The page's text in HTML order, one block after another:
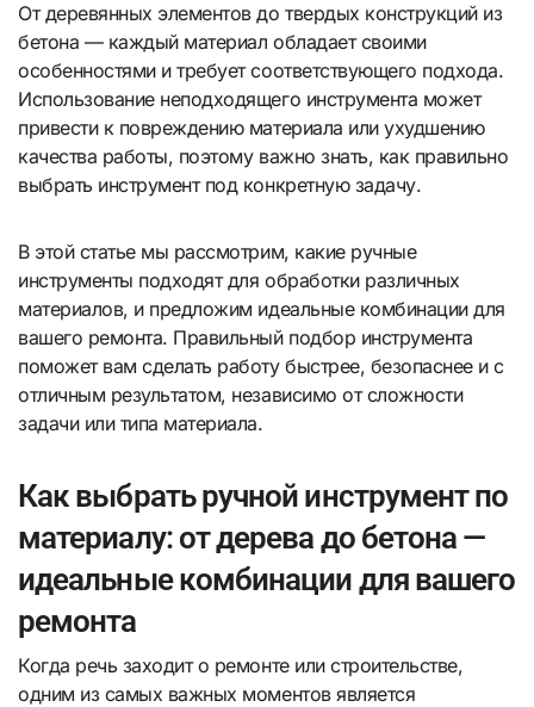
От деревянных элементов до твердых конструкций из
бетона — каждый материал обладает своими
особенностями и требует соответствующего подхода.
Использование неподходящего инструмента может
привести к повреждению материала или ухудшению
качества работы, поэтому важно знать, как правильно
выбрать инструмент под конкретную задачу.
В этой статье мы рассмотрим, какие ручные
инструменты подходят для обработки различных
материалов, и предложим идеальные комбинации для
вашего ремонта. Правильный подбор инструмента
поможет вам сделать работу быстрее, безопаснее и с
отличным результатом, независимо от сложности
задачи или типа материала.
Как выбрать ручной инструмент по
материалу: от дерева до бетона —
идеальные комбинации для вашего
ремонта
Когда речь заходит о ремонте или строительстве,
одним из самых важных моментов является